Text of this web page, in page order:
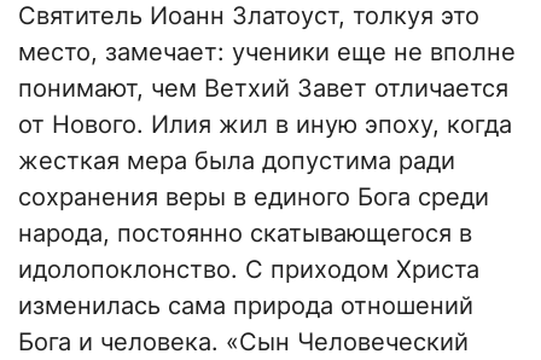
Святитель Иоанн Златоуст, толкуя это
место, замечает: ученики еще не вполне
понимают, чем Ветхий Завет отличается
от Нового. Илия жил в иную эпоху, когда
жесткая мера была допустима ради
сохранения веры в единого Бога среди
народа, постоянно скатывающегося в
идолопоклонство. С приходом Христа
изменилась сама природа отношений
Бога и человека. «Сын Человеческий